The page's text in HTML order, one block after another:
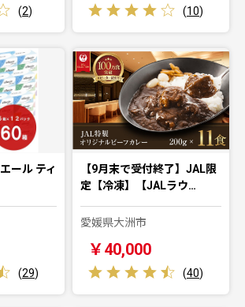
(2) (10)
ール ティ
(29)
【9月末で受付終了】JAL限
定【冷凍】【JALラウ…
愛媛県大洲市
￥40,000
(40)